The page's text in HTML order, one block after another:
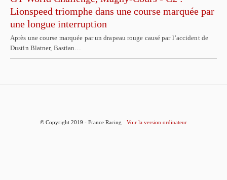
Lionspeed triomphe dans une course marquée par
une longue interruption
Après une course marquée par un drapeau rouge causé par l’accident de
Dustin Blatner, Bastian…
© Copyright 2019 - France Racing Voir la version ordinateur